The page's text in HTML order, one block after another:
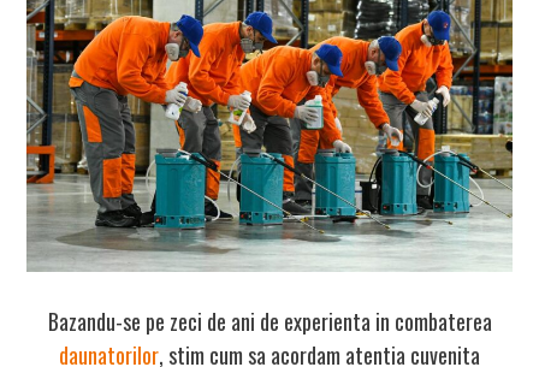
Bazandu-se pe zeci de ani de experienta in combaterea
daunatorilor, stim cum sa acordam atentia cuvenita